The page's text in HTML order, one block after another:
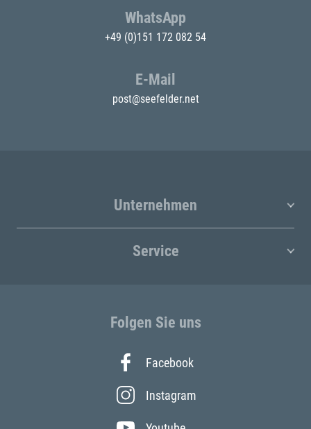
WhatsApp
+49 (0)151 172 082 54
E-Mail
post@seefelder.net
Unternehmen
Service
Folgen Sie uns
Facebook
Instagram